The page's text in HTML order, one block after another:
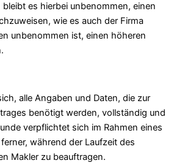
es hierbei unbenommen, einen
wie es auch der Firma
unbenommen ist, einen höheren
alle Angaben und Daten, die zur
benötigt werden, vollständig und
verpflichtet sich im Rahmen eines
während der Laufzeit des
Makler zu beauftragen.